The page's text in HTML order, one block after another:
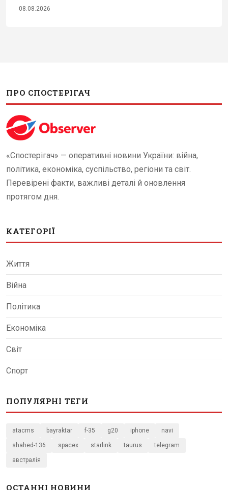
08.08.2026
ПРО СПОСТЕРІГАЧ
«Спостерігач» — оперативні новини України: війна,
політика, економіка, суспільство, регіони та світ.
Перевірені факти, важливі деталі й оновлення
протягом дня.
КАТЕГОРІЇ
Життя
Війна
Політика
Економіка
Світ
Спорт
ПОПУЛЯРНІ ТЕГИ
atacms bayraktar f-35 g20 iphone navi
shahed-136 spacex starlink taurus telegram
австралія
ОСТАННІ НОВИНИ